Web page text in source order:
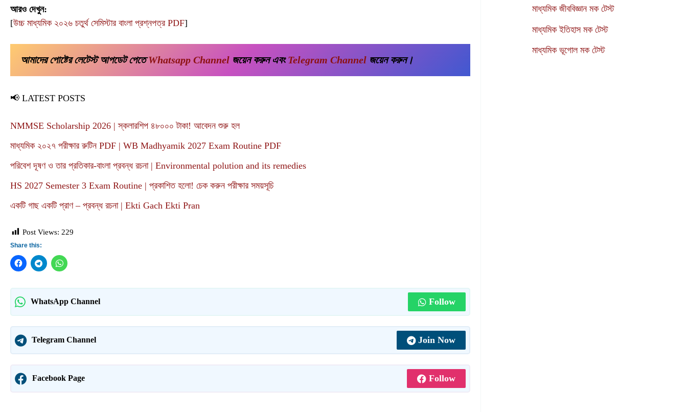
আরও দেখুন:
[উচ্চ মাধ্যমিক ২০২৬ চতুর্থ সেমিস্টার বাংলা প্রশ্নপত্র PDF]
আমাদের পোষ্টের লেটেস্ট আপডেট পেতে Whatsapp Channel জয়েন করুন এবং Telegram Channel জয়েন করুন।
📢 LATEST POSTS
NMMSE Scholarship 2026 | স্কলারশিপ ৪৮০০০ টাকা! আবেদন শুরু হল
মাধ্যমিক ২০২৭ পরীক্ষার রুটিন PDF | WB Madhyamik 2027 Exam Routine PDF
পরিবেশ দূষণ ও তার প্রতিকার-বাংলা প্রবন্ধ রচনা | Environmental polution and its remedies
HS 2027 Semester 3 Exam Routine | প্রকাশিত হলো! চেক করুন পরীক্ষার সময়সূচি
একটি গাছ একটি প্রাণ – প্রবন্ধ রচনা | Ekti Gach Ekti Pran
Post Views: 229
Share this:
WhatsApp Channel Follow
Telegram Channel Join Now
Facebook Page Follow
মাধ্যমিক জীববিজ্ঞান মক টেস্ট
মাধ্যমিক ইতিহাস মক টেস্ট
মাধ্যমিক ভূগোল মক টেস্ট